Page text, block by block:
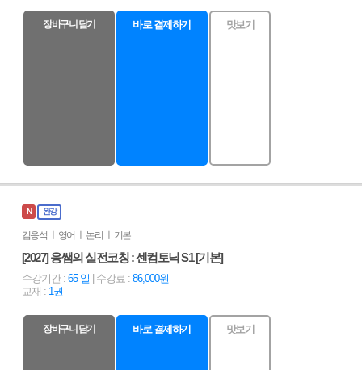
장바구니 담기 바로 결제하기 맛보기
N 완강
김응석 ㅣ 영어 ㅣ 논리 ㅣ 기본
[2027] 응쌤의 실전코칭 : 센컴토닉 S1 [기본]
수강기간 : 65 일 | 수강료 : 86,000원
교재 : 1권
장바구니 담기 바로 결제하기 맛보기